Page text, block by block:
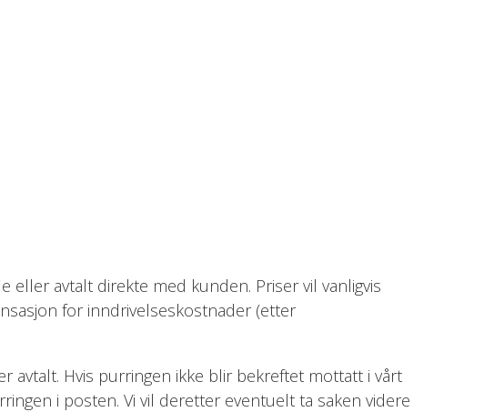
avtalt direkte med kunden. Priser vil vanligvis
for inndrivelseskostnader (etter
avtalt. Hvis purringen ikke blir bekreftet mottatt i vårt
i posten. Vi vil deretter eventuelt ta saken videre